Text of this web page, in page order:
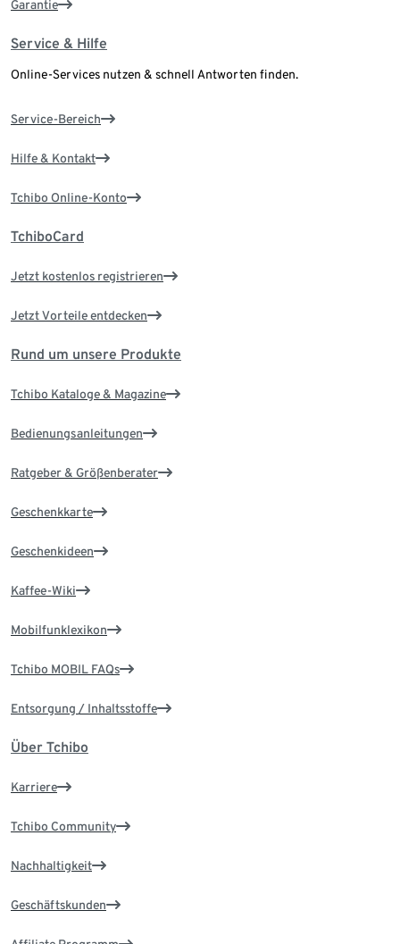
Garantie
Service & Hilfe
Online-Services nutzen & schnell Antworten finden.
Service-Bereich
Hilfe & Kontakt
Tchibo Online-Konto
TchiboCard
Jetzt kostenlos registrieren
Jetzt Vorteile entdecken
Rund um unsere Produkte
Tchibo Kataloge & Magazine
Bedienungsanleitungen
Ratgeber & Größenberater
Geschenkkarte
Geschenkideen
Kaffee-Wiki
Mobilfunklexikon
Tchibo MOBIL FAQs
Entsorgung / Inhaltsstoffe
Über Tchibo
Karriere
Tchibo Community
Nachhaltigkeit
Geschäftskunden